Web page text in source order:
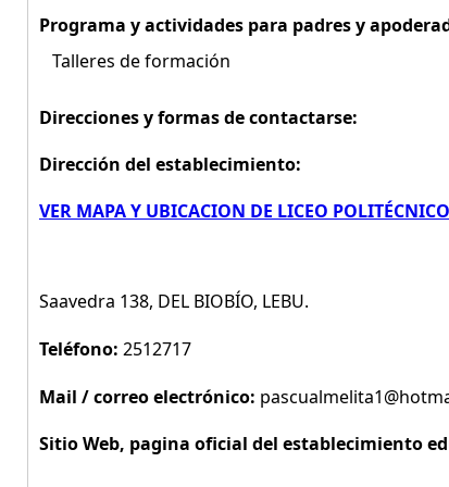
Programa y actividades para padres y
Talleres de formación
Direcciones y formas de contactarse:
Dirección del establecimiento:
VER MAPA Y UBICACION DE LICEO
Saavedra 138, DEL BIOBÍO, LEBU.
Teléfono: 2512717
Mail / correo electrónico:
Sitio Web, pagina oficial del establecimiento